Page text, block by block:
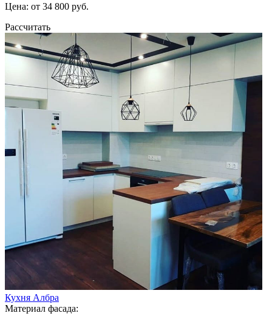
Цена: от 34 800 руб.
Рассчитать
Кухня Албра
Материал фасада: